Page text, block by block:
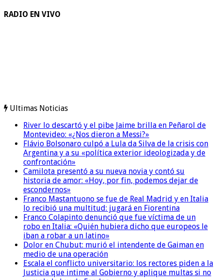
RADIO EN VIVO
Ultimas Noticias
River lo descartó y el pibe Jaime brilla en Peñarol de
Montevideo: «¿Nos dieron a Messi?»
Flávio Bolsonaro culpó a Lula da Silva de la crisis con
Argentina y a su «política exterior ideologizada y de
confrontación»
Camilota presentó a su nueva novia y contó su
historia de amor: «Hoy, por fin, podemos dejar de
escondernos»
Franco Mastantuono se fue de Real Madrid y en Italia
lo recibió una multitud: jugará en Fiorentina
Franco Colapinto denunció que fue víctima de un
robo en Italia: «Quién hubiera dicho que europeos le
iban a robar a un latino»
Dolor en Chubut: murió el intendente de Gaiman en
medio de una operación
Escala el conflicto universitario: los rectores piden a la
Justicia que intime al Gobierno y aplique multas si no